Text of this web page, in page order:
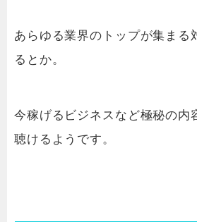
あらゆる業界のトップが集まる
るとか。
今稼げるビジネスなど極秘の内
聴けるようです。